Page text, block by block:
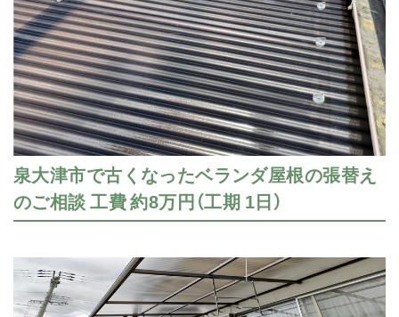
泉大津市で古くなったベランダ屋根の張替え
のご相談 工費 約8万円（工期 1日）